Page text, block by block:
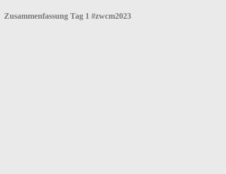
Zusammenfassung Tag 1 #zwcm2023